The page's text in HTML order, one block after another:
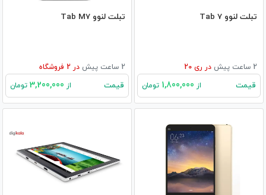
تبلت لنوو Tab 7
2 ساعت پیش در ری 20
قیمت از تومان
تبلت لنوو Tab M7
2 ساعت پیش در فروشگاه
قیمت از تومان